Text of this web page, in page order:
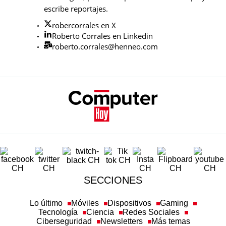
escribe reportajes.
robercorrales en X
Roberto Corrales en Linkedin
roberto.corrales@henneo.com
SECCIONES
Lo último Móviles Dispositivos
Gaming
Tecnología
Ciencia
Redes Sociales
Ciberseguridad
Newsletters Más temas